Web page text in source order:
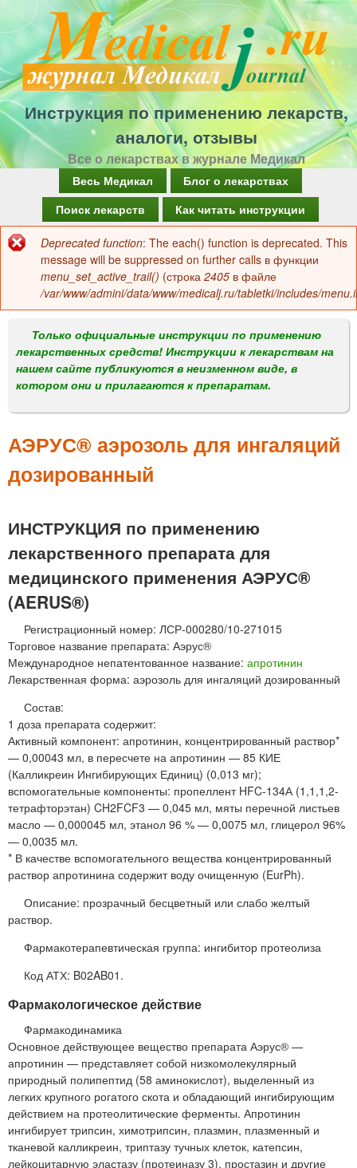
Перейти
к
основному
содержанию
Инструкция по применению лекарств,
аналоги, отзывы
Все о лекарствах в журнале Медикал
а
в
о
м
е
н
Весь Медикал
Блог о лекарствах
Поиск лекарств
Как читать инструкции
Сообщение
об
ошибке
Deprecated function: The each() function is deprecated. This
message will be suppressed on further calls в функции
menu_set_active_trail() (строка 2405 в файле
/var/www/admini/data/www/medicalj.ru/tabletki/includes/
Только официальные инструкции по применению
лекарственных средств! Инструкции к лекарствам на
нашем сайте публикуются в неизменном виде, в
котором они и прилагаются к препаратам.
АЭРУС® аэрозоль для ингаляций
дозированный
ИНСТРУКЦИЯ по применению
лекарственного препарата для
медицинского применения АЭРУС®
(AERUS®)
Регистрационный номер: ЛСР-000280/10-271015
Торговое название препарата: Аэрус®
Международное непатентованное название: апротинин
Лекарственная форма: аэрозоль для ингаляций дозированный
Состав:
1 доза препарата содержит:
Активный компонент: апротинин, концентрированный раствор*
— 0,00043 мл, в пересчете на апротинин — 85 КИЕ
(Калликреин Ингибирующих Единиц) (0,013 мг);
вспомогательные компоненты: пропеллент HFC-134А (1,1,1,2-
тетрафторэтан) CH2FCF3 — 0,045 мл, мяты перечной листьев
масло — 0,000045 мл, этанол 96 % — 0,0075 мл, глицерол 96%
— 0,0035 мл.
* В качестве вспомогательного вещества концентрированный
раствор апротинина содержит воду очищенную (EurPh).
Описание: прозрачный бесцветный или слабо желтый
раствор.
Фармакотерапевтическая группа: ингибитор протеолиза
Код АТХ: B02AB01.
Фармакологическое действие
Фармакодинамика
Основное действующее вещество препарата Аэрус® —
апротинин — представляет собой низкомолекулярный
природный полипептид (58 аминокислот), выделенный из
легких крупного рогатого скота и обладающий ингибирующим
действием на протеолитические ферменты. Апротинин
ингибирует трипсин, химотрипсин, плазмин, плазменный и
тканевой калликреин, триптазу тучных клеток, катепсин,
лейкоцитарную эластазу (протеиназу 3), простазин и другие